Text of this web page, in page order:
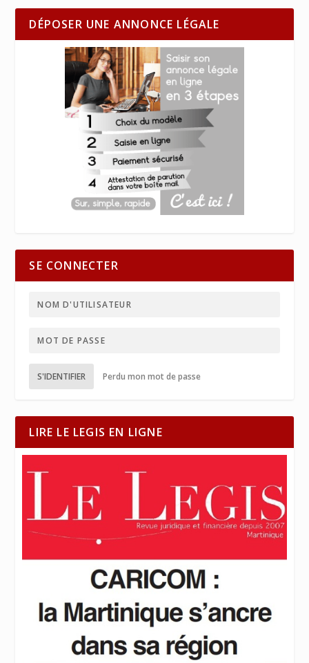
DÉPOSER UNE ANNONCE LÉGALE
SE CONNECTER
S'IDENTIFIER Perdu mon mot de passe
LIRE LE LEGIS EN LIGNE